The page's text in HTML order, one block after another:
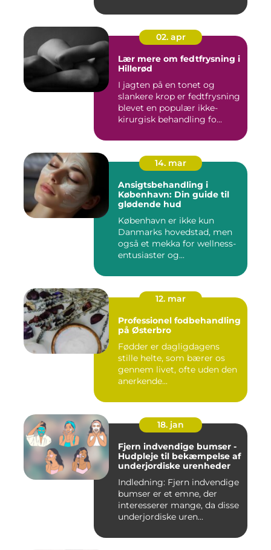
02. apr
Lær mere om fedtfrysning i
Hillerød
I jagten på en tonet og
slankere krop er fedtfrysning
blevet en populær ikke-
kirurgisk behandling fo...
14. mar
Ansigtsbehandling i
København: Din guide til
glødende hud
København er ikke kun
Danmarks hovedstad, men
også et mekka for wellness-
entusiaster og...
12. mar
Professionel fodbehandling
på Østerbro
Fødder er dagligdagens
stille helte, som bærer os
gennem livet, ofte uden den
anerkende...
18. jan
Fjern indvendige bumser -
Hudpleje til bekæmpelse af
underjordiske urenheder
Indledning: Fjern indvendige
bumser er et emne, der
interesserer mange, da disse
underjordiske uren...